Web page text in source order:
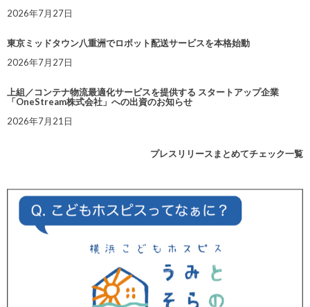
2026年7月27日
東京ミッドタウン八重洲でロボット配送サービスを本格始動
2026年7月27日
上組／コンテナ物流最適化サービスを提供する スタートアップ企業
「OneStream株式会社」への出資のお知らせ
2026年7月21日
プレスリリースまとめてチェック一覧